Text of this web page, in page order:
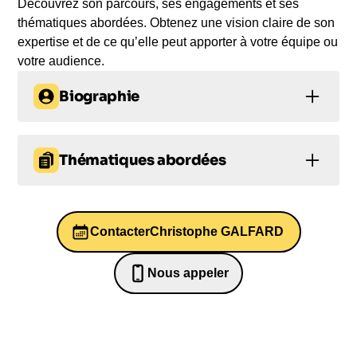
Découvrez son parcours, ses engagements et ses
thématiques abordées. Obtenez une vision claire de son
expertise et de ce qu’elle peut apporter à votre équipe ou
votre audience.
Biographie
démocratise la science
Centrale Paris et docteur en physique théorique de
l'Université de Cambridge, a rédigé sa thèse sous
la direction du célèbre astrophysicien Stephen
Hawking. Guidé par une volonté de rendre la
science accessible à tous, il a co-écrit avec
Thématiques abordées
Leadership
Prise de parole en public et éloquence
ContacterChristophe GALFARD
Nous appeler
0652698481